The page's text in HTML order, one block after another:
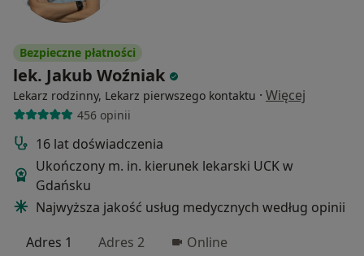
Bezpieczne płatności
lek. Jakub Woźniak
Lekarz rodzinny, Lekarz pierwszego kontaktu · Więcej
456 opinii
16 lat doświadczenia
Ukończony m. in. kierunek lekarski UCK w
Gdańsku
Najwyższa jakość usług medycznych według opinii
Adres 1
Adres 2 Online